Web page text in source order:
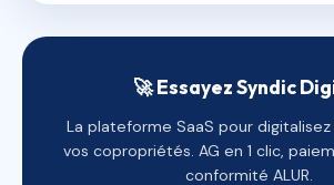
🚀 Essayez Syndic
La plateforme SaaS pour
vos copropriétés. AG en 1 clic,
conformité ALUR.